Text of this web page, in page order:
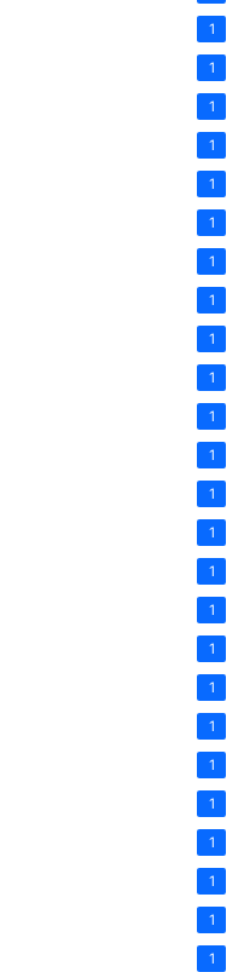
1
1
1
1
1
1
1
1
1
1
1
1
1
1
1
1
1
1
1
1
1
1
1
1
1